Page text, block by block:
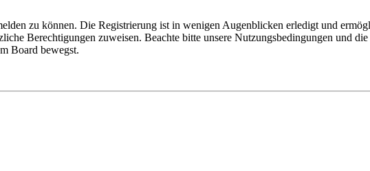
zu können. Die Registrierung ist in wenigen Augenblicken erledigt und
Berechtigungen zuweisen. Beachte bitte unsere Nutzungsbedingungen und
Board bewegst.